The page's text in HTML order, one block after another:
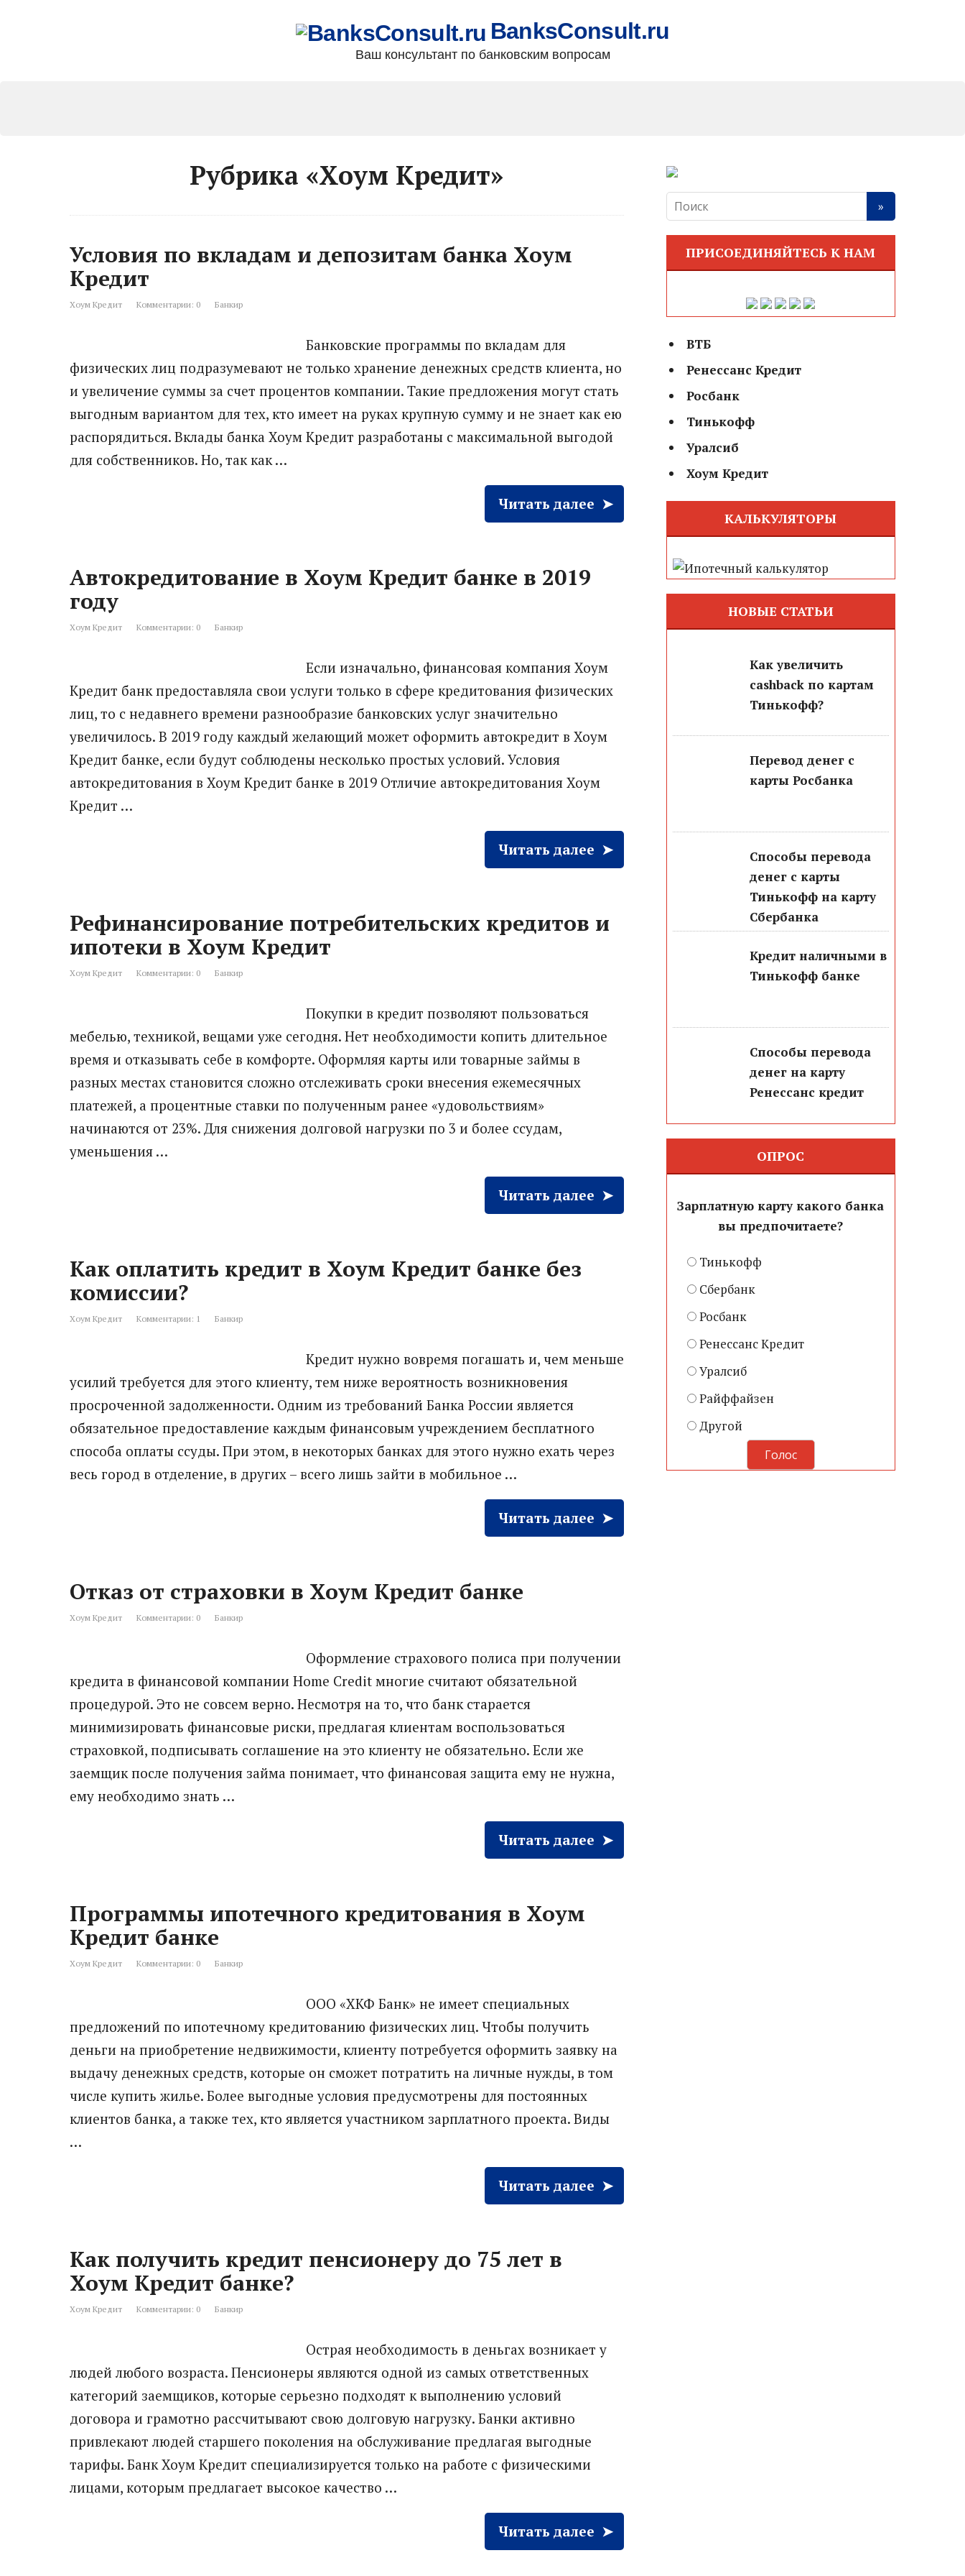
BanksConsult.ru
Ваш консультант по банковским вопросам
Рубрика «Хоум Кредит»
Условия по вкладам и депозитам банка Хоум
Кредит
Хоум Кредит Комментарии: 0 Банкир
Банковские программы по вкладам для
физических лиц подразумевают не только хранение денежных средств клиента, но
и увеличение суммы за счет процентов компании. Такие предложения могут стать
выгодным вариантом для тех, кто имеет на руках крупную сумму и не знает как ею
распорядиться. Вклады банка Хоум Кредит разработаны с максимальной выгодой
для собственников. Но, так как …
Читать далее
Автокредитование в Хоум Кредит банке в 2019
году
Хоум Кредит Комментарии: 0 Банкир
Если изначально, финансовая компания Хоум
Кредит банк предоставляла свои услуги только в сфере кредитования физических
лиц, то с недавнего времени разнообразие банковских услуг значительно
увеличилось. В 2019 году каждый желающий может оформить автокредит в Хоум
Кредит банке, если будут соблюдены несколько простых условий. Условия
автокредитования в Хоум Кредит банке в 2019 Отличие автокредитования Хоум
Кредит …
Читать далее
Рефинансирование потребительских кредитов и
ипотеки в Хоум Кредит
Хоум Кредит Комментарии: 0 Банкир
Покупки в кредит позволяют пользоваться
мебелью, техникой, вещами уже сегодня. Нет необходимости копить длительное
время и отказывать себе в комфорте. Оформляя карты или товарные займы в
разных местах становится сложно отслеживать сроки внесения ежемесячных
платежей, а процентные ставки по полученным ранее «удовольствиям»
начинаются от 23%. Для снижения долговой нагрузки по 3 и более ссудам,
уменьшения …
Читать далее
Как оплатить кредит в Хоум Кредит банке без
комиссии?
Хоум Кредит Комментарии: 1 Банкир
Кредит нужно вовремя погашать и, чем меньше
усилий требуется для этого клиенту, тем ниже вероятность возникновения
просроченной задолженности. Одним из требований Банка России является
обязательное предоставление каждым финансовым учреждением бесплатного
способа оплаты ссуды. При этом, в некоторых банках для этого нужно ехать через
весь город в отделение, в других – всего лишь зайти в мобильное …
Читать далее
Отказ от страховки в Хоум Кредит банке
Хоум Кредит Комментарии: 0 Банкир
Оформление страхового полиса при получении
кредита в финансовой компании Home Credit многие считают обязательной
процедурой. Это не совсем верно. Несмотря на то, что банк старается
минимизировать финансовые риски, предлагая клиентам воспользоваться
страховкой, подписывать соглашение на это клиенту не обязательно. Если же
заемщик после получения займа понимает, что финансовая защита ему не нужна,
ему необходимо знать …
Читать далее
Программы ипотечного кредитования в Хоум
Кредит банке
Хоум Кредит Комментарии: 0 Банкир
ООО «ХКФ Банк» не имеет специальных
предложений по ипотечному кредитованию физических лиц. Чтобы получить
деньги на приобретение недвижимости, клиенту потребуется оформить заявку на
выдачу денежных средств, которые он сможет потратить на личные нужды, в том
числе купить жилье. Более выгодные условия предусмотрены для постоянных
клиентов банка, а также тех, кто является участником зарплатного проекта. Виды
…
Читать далее
Как получить кредит пенсионеру до 75 лет в
Хоум Кредит банке?
Хоум Кредит Комментарии: 0 Банкир
Острая необходимость в деньгах возникает у
людей любого возраста. Пенсионеры являются одной из самых ответственных
категорий заемщиков, которые серьезно подходят к выполнению условий
договора и грамотно рассчитывают свою долговую нагрузку. Банки активно
привлекают людей старшего поколения на обслуживание предлагая выгодные
тарифы. Банк Хоум Кредит специализируется только на работе с физическими
лицами, которым предлагает высокое качество …
Читать далее
ПРИСОЕДИНЯЙТЕСЬ К НАМ
ВТБ
Ренессанс Кредит
Росбанк
Тинькофф
Уралсиб
Хоум Кредит
КАЛЬКУЛЯТОРЫ
НОВЫЕ СТАТЬИ
Как увеличить
cashback по картам
Тинькофф?
Перевод денег с
карты Росбанка
Способы перевода
денег с карты
Тинькофф на карту
Сбербанка
Кредит наличными в
Тинькофф банке
Способы перевода
денег на карту
Ренессанс кредит
ОПРОС
Зарплатную карту какого банка
вы предпочитаете?
Тинькофф
Сбербанк
Росбанк
Ренессанс Кредит
Уралсиб
Райффайзен
Другой